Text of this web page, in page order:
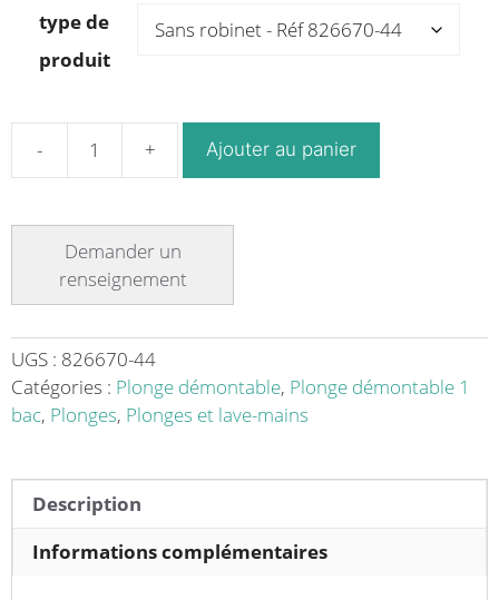
type de
produit
quantité
démontable
avec
étagère
bac
L
700
x
Ajouter au panier
UGS : 826670-44
Catégories : Plonge démontable, Plonge démontable 1
bac, Plonges, Plonges et lave-mains
Description
Informations complémentaires